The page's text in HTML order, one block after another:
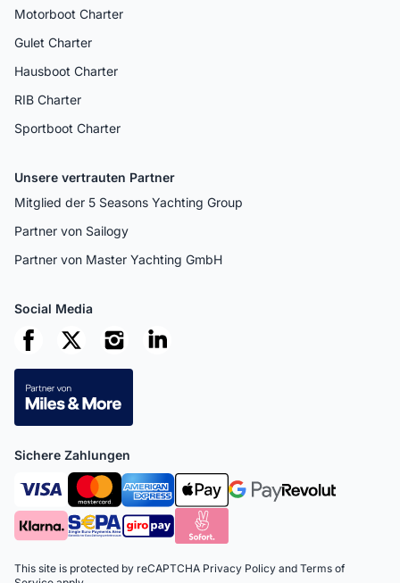
Motorboot Charter
Gulet Charter
Hausboot Charter
RIB Charter
Sportboot Charter
Unsere vertrauten Partner
Mitglied der 5 Seasons Yachting Group
Partner von Sailogy
Partner von Master Yachting GmbH
Social Media
Sichere Zahlungen
This site is protected by reCAPTCHA Privacy Policy and Terms of